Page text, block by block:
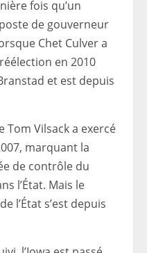
fois qu’un
de gouverneur
Chet Culver a
en 2010
et est depuis
Tom Vilsack a exercé
marquant la
de contrôle du
l’État. Mais le
l’État s’est depuis